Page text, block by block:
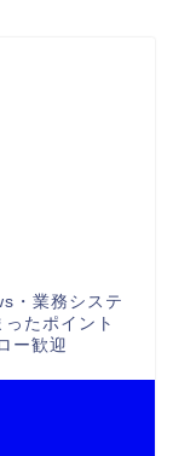
・業務システ
たポイント
ー歓迎